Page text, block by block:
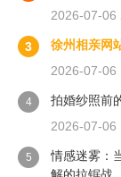
2026-07-06
3
徐州相亲网
2026-07-06
4
拍婚纱照前
2026-07-06
5
情感迷雾：